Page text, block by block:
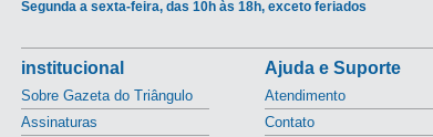
Segunda a sexta-feira, das 10h às 18h, exceto feriados
institucional
Sobre Gazeta do Triângulo
Assinaturas
Ajuda e Suporte
Atendimento
Contato